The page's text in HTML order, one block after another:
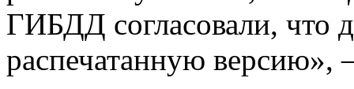
ГИБДД согласовали, что
распечатанную версию»,